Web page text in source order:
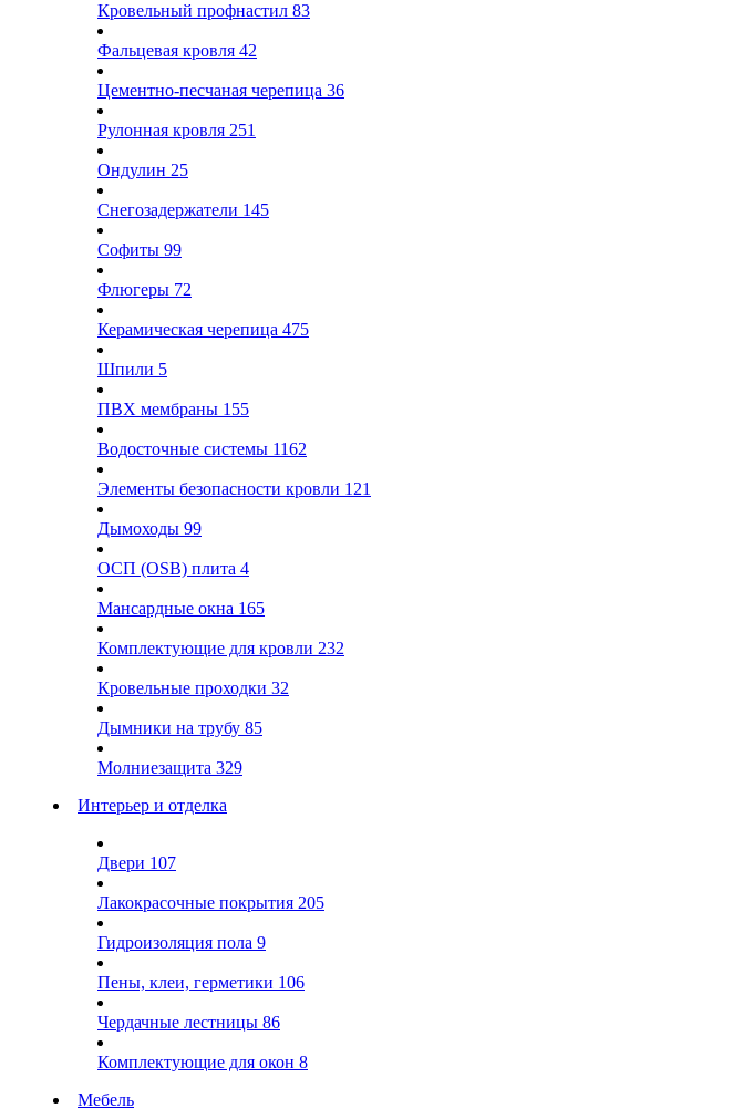
Кровельный профнастил 83
Фальцевая кровля 42
Цементно-песчаная черепица 36
Рулонная кровля 251
Ондулин 25
Снегозадержатели 145
Софиты 99
Флюгеры 72
Керамическая черепица 475
Шпили 5
ПВХ мембраны 155
Водосточные системы 1162
Элементы безопасности кровли 121
Дымоходы 99
ОСП (OSB) плита 4
Мансардные окна 165
Комплектующие для кровли 232
Кровельные проходки 32
Дымники на трубу 85
Молниезащита 329
Интерьер и отделка
Двери 107
Лакокрасочные покрытия 205
Гидроизоляция пола 9
Пены, клеи, герметики 106
Чердачные лестницы 86
Комплектующие для окон 8
Мебель